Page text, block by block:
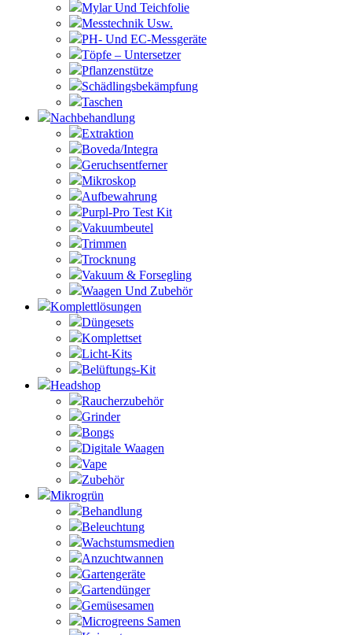
Mylar Und Teichfolie
Messtechnik Usw.
PH- Und EC-Messgeräte
Töpfe – Untersetzer
Pflanzenstütze
Schädlingsbekämpfung
Taschen
Nachbehandlung
Extraktion
Boveda/Integra
Geruchsentferner
Mikroskop
Aufbewahrung
Purpl-Pro Test Kit
Vakuumbeutel
Trimmen
Trocknung
Vakuum & Forsegling
Waagen Und Zubehör
Komplettlösungen
Düngesets
Komplettset
Licht-Kits
Belüftungs-Kit
Headshop
Raucherzubehör
Grinder
Bongs
Digitale Waagen
Vape
Zubehör
Mikrogrün
Behandlung
Beleuchtung
Wachstumsmedien
Anzuchtwannen
Gartengeräte
Gartendünger
Gemüsesamen
Microgreens Samen